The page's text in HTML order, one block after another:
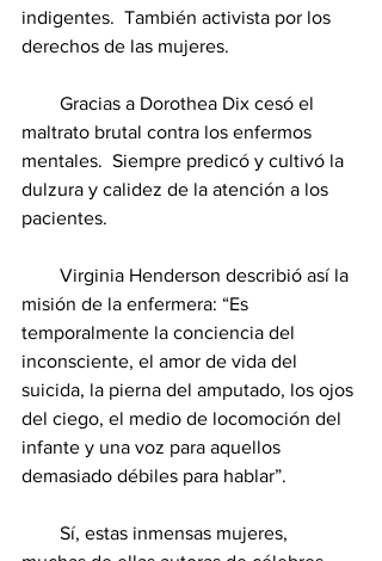
indigentes.  También activista por los
derechos de las mujeres.
maltrato brutal contra los enfermos
mentales.  Siempre predicó y cultivó la
dulzura y calidez de la atención a los
pacientes.
misión de la enfermera: “Es
temporalmente la conciencia del
inconsciente, el amor de vida del
suicida, la pierna del amputado, los ojos
del ciego, el medio de locomoción del
infante y una voz para aquellos
demasiado débiles para hablar”.